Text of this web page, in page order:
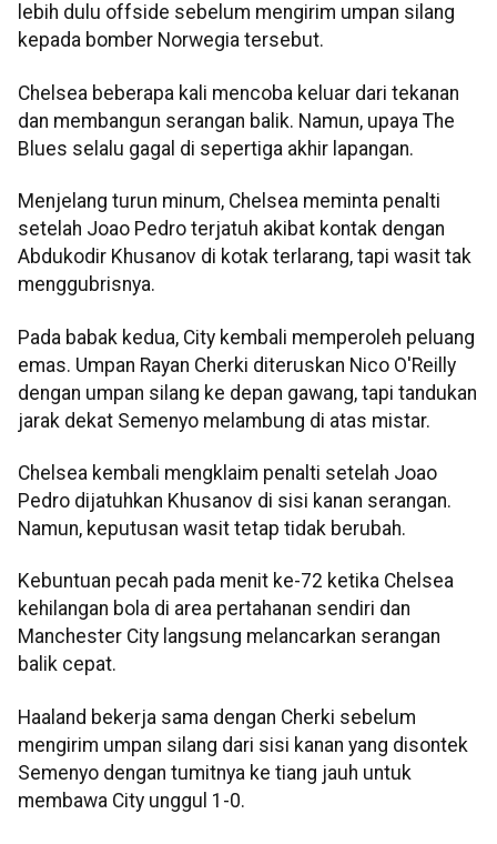
lebih dulu offside sebelum mengirim umpan silang
kepada bomber Norwegia tersebut.
Chelsea beberapa kali mencoba keluar dari tekanan
dan membangun serangan balik. Namun, upaya The
Blues selalu gagal di sepertiga akhir lapangan.
Menjelang turun minum, Chelsea meminta penalti
setelah Joao Pedro terjatuh akibat kontak dengan
Abdukodir Khusanov di kotak terlarang, tapi wasit tak
menggubrisnya.
Pada babak kedua, City kembali memperoleh peluang
emas. Umpan Rayan Cherki diteruskan Nico O'Reilly
dengan umpan silang ke depan gawang, tapi tandukan
jarak dekat Semenyo melambung di atas mistar.
Chelsea kembali mengklaim penalti setelah Joao
Pedro dijatuhkan Khusanov di sisi kanan serangan.
Namun, keputusan wasit tetap tidak berubah.
Kebuntuan pecah pada menit ke-72 ketika Chelsea
kehilangan bola di area pertahanan sendiri dan
Manchester City langsung melancarkan serangan
balik cepat.
Haaland bekerja sama dengan Cherki sebelum
mengirim umpan silang dari sisi kanan yang disontek
Semenyo dengan tumitnya ke tiang jauh untuk
membawa City unggul 1-0.